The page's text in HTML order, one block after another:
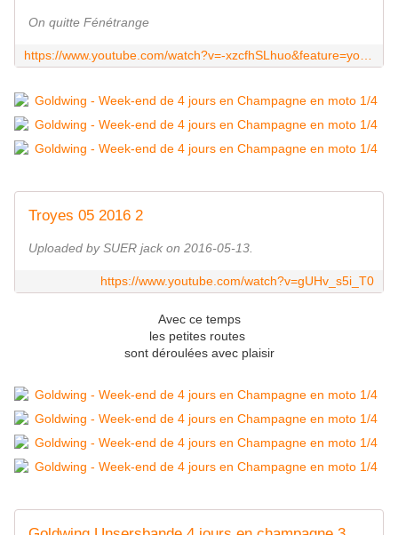
On quitte Fénétrange
Troyes 05 2016 2
Uploaded by SUER jack on 2016-05-13.
https://www.youtube.com/watch?v=gUHv_s5i_T0
Avec ce temps
les petites routes
sont déroulées avec plaisir